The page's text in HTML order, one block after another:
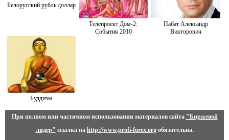
Белорусский рубль доллар
Телепроект Дом-2:
События 2010
Пабат Александр
Викторович
Буддизм
При полном или частичном использовании материалов сайта "Биржевой
лидер" ссылка на http://www.profi-forex.orgобязательна.